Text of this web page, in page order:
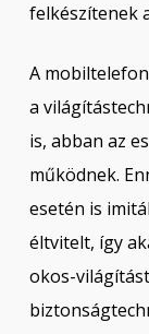
felkészítenek
A
a
is, abban az
működnek.
esetén is
éltvitelt, így
okos-